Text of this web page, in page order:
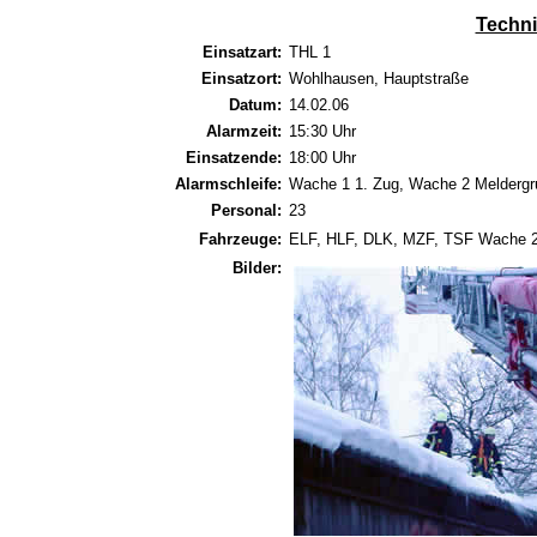
Einsatzart: THL 1
Einsatzort: Wohlhausen, Hauptstraße
Datum: 14.02.06
Alarmzeit: 15:30 Uhr
Einsatzende: 18:00 Uhr
Alarmschleife: Wache 1 1. Zug, Wache 2
Personal: 23
Fahrzeuge: ELF, HLF, DLK, MZF, TSF Wache
Bilder: